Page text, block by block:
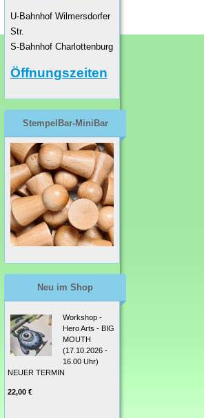
Whimsy Stamps
Clear Stamps -
Dragon
Christmas
Wishes Drachen
Weihnachten
14,99 €
Whimsy Stamps
Clear Stamps -
Hey Ostrich -
Strauß
14,99 €
U-Bahnhof Wilmersdorfer
Str.
S-Bahnhof Charlottenburg
Öffnungszeiten
StempelBar-MiniBar
Neu im Shop
Workshop -
Hero Arts - BIG
MOUTH
(17.10.2026 -
16.00 Uhr)
NEUER TERMIN
22,00 €